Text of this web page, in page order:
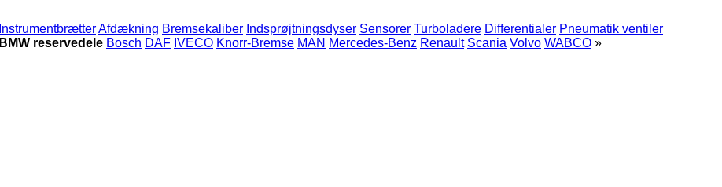
InstrumentbrætterAfdækning Bremsekaliber Indsprøjtningsdyser Sensorer Turboladere Differentialer Pneumatik ventiler
BMW reservedele Bosch DAF IVECO Knorr-Bremse MAN Mercedes-Benz Renault Scania Volvo WABCO »